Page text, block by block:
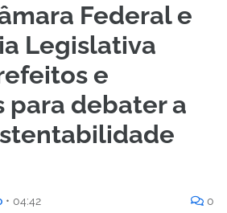
Federal e
Legislativa
e
para debater a
• 04:42 0